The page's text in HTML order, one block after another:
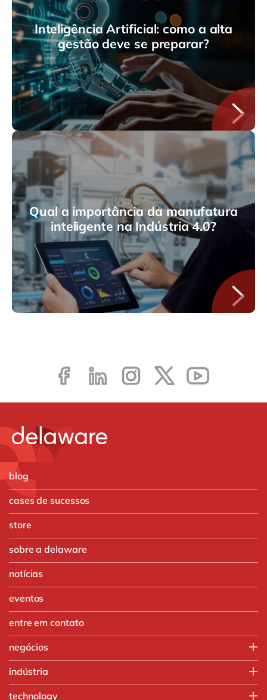
Inteligência Artificial: como a alta
gestão deve se preparar?
Qual a importância da manufatura
inteligente na Indústria 4.0?
blog
cases de sucessos
store
sobre a delaware
notícias
eventos
entre em contato
negócios
Vendas e Marketing
indústria
technology